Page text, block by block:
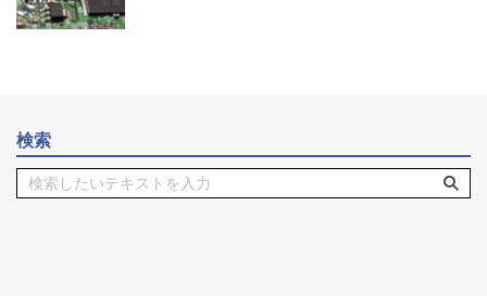
検索